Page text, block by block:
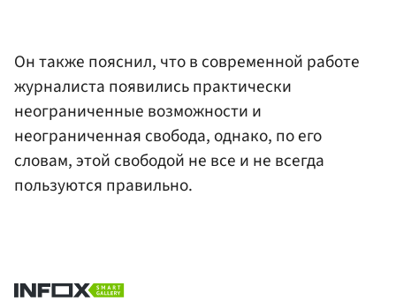
Он также пояснил, что в современной работе
журналиста появились практически
неограниченные возможности и
неограниченная свобода, однако, по его
словам, этой свободой не все и не всегда
пользуются правильно.